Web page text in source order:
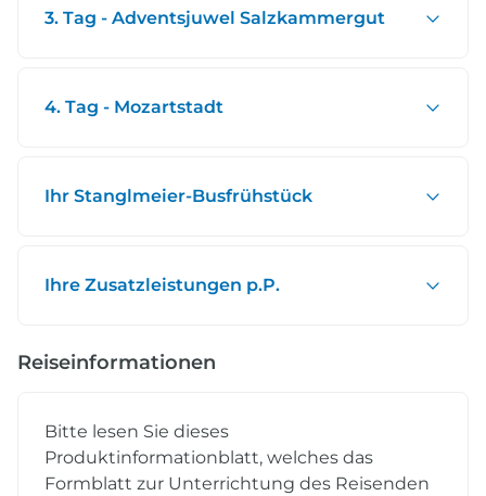
3. Tag - Adventsjuwel Salzkammergut
4. Tag - Mozartstadt
Ihr Stanglmeier-Busfrühstück
Ihre Zusatzleistungen p.P.
Reiseinformationen
Bitte lesen Sie dieses
Produktinformationblatt, welches das
Formblatt zur Unterrichtung des Reisenden